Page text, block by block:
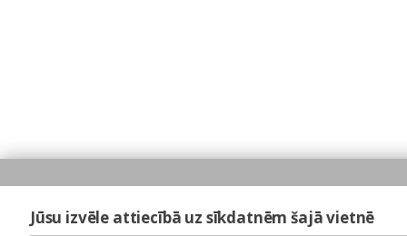
Jūsu izvēle attiecībā uz sīkdatnēm šajā vietnē